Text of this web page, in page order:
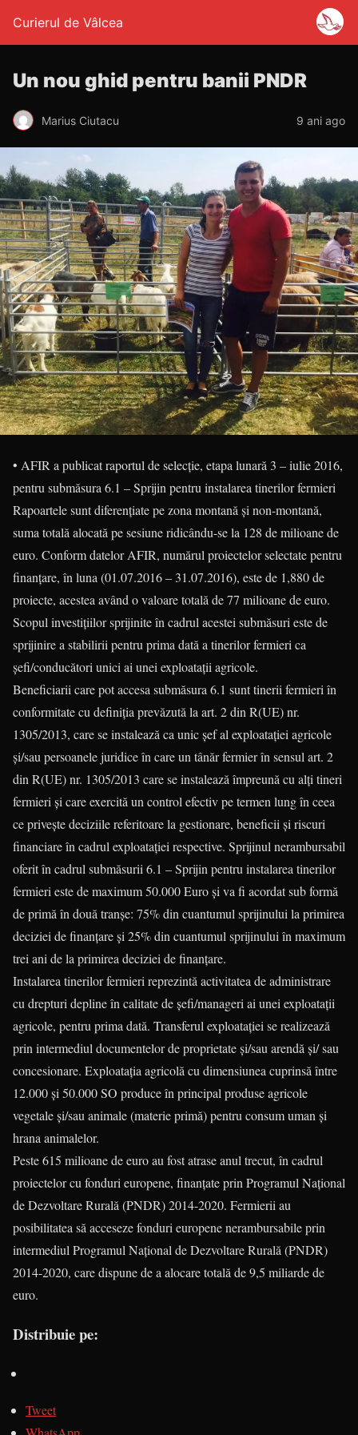
Curierul de Vâlcea
Un nou ghid pentru banii PNDR
Marius Ciutacu 9 ani ago
• AFIR a publicat raportul de selecție, etapa lunară 3 – iulie 2016,
pentru submăsura 6.1 – Sprijin pentru instalarea tinerilor fermieri
Rapoartele sunt diferențiate pe zona montană și non-montană,
suma totală alocată pe sesiune ridicându-se la 128 de milioane de
euro. Conform datelor AFIR, numărul proiectelor selectate pentru
finanțare, în luna (01.07.2016 – 31.07.2016), este de 1,880 de
proiecte, acestea având o valoare totală de 77 milioane de euro.
Scopul investițiilor sprijinite în cadrul acestei submăsuri este de
sprijinire a stabilirii pentru prima dată a tinerilor fermieri ca
șefi/conducători unici ai unei exploatații agricole.
Beneficiarii care pot accesa submăsura 6.1 sunt tinerii fermieri în
conformitate cu definiția prevăzută la art. 2 din R(UE) nr.
1305/2013, care se instalează ca unic șef al exploatației agricole
și/sau persoanele juridice în care un tânăr fermier în sensul art. 2
din R(UE) nr. 1305/2013 care se instalează împreună cu alți tineri
fermieri și care exercită un control efectiv pe termen lung în ceea
ce privește deciziile referitoare la gestionare, beneficii și riscuri
financiare în cadrul exploatației respective. Sprijinul nerambursabil
oferit în cadrul submăsurii 6.1 – Sprijin pentru instalarea tinerilor
fermieri este de maximum 50.000 Euro și va fi acordat sub formă
de primă în două tranșe: 75% din cuantumul sprijinului la primirea
deciziei de finanțare și 25% din cuantumul sprijinului în maximum
trei ani de la primirea deciziei de finanțare.
Instalarea tinerilor fermieri reprezintă activitatea de administrare
cu drepturi depline în calitate de șefi/manageri ai unei exploatații
agricole, pentru prima dată. Transferul exploatației se realizează
prin intermediul documentelor de proprietate și/sau arendă și/ sau
concesionare. Exploatația agricolă cu dimensiunea cuprinsă între
12.000 și 50.000 SO produce în principal produse agricole
vegetale și/sau animale (materie primă) pentru consum uman și
hrana animalelor.
Peste 615 milioane de euro au fost atrase anul trecut, în cadrul
proiectelor cu fonduri europene, finanțate prin Programul Național
de Dezvoltare Rurală (PNDR) 2014-2020. Fermierii au
posibilitatea să acceseze fonduri europene nerambursabile prin
intermediul Programul Național de Dezvoltare Rurală (PNDR)
2014-2020, care dispune de a alocare totală de 9,5 miliarde de
euro.
Distribuie pe:
Tweet